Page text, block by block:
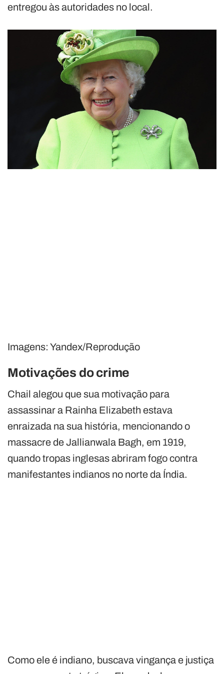
entregou às autoridades no local.
Imagens: Yandex/Reprodução
Motivações do crime
Chail alegou que sua motivação para
assassinar a Rainha Elizabeth estava
enraizada na sua história, mencionando o
massacre de Jallianwala Bagh, em 1919,
quando tropas inglesas abriram fogo contra
manifestantes indianos no norte da Índia.
Como ele é indiano, buscava vingança e justiça